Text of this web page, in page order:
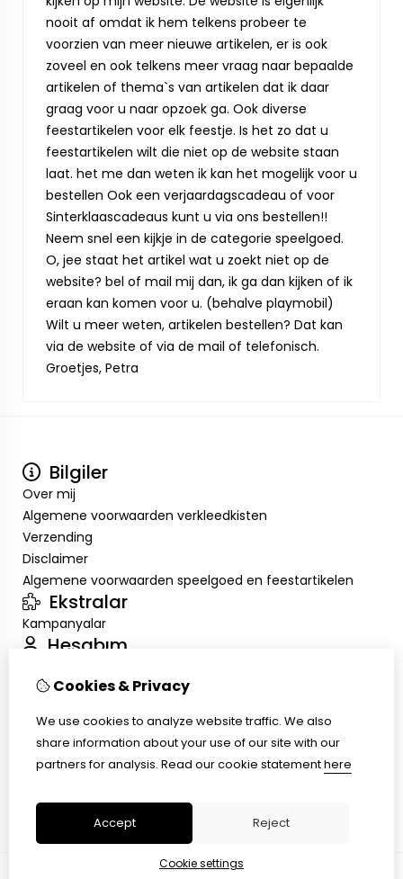
nooit af omdat ik hem telkens probeer te
voorzien van meer nieuwe artikelen, er is ook
zoveel en ook telkens meer vraag naar bepaalde
artikelen of thema`s van artikelen dat ik daar
graag voor u naar opzoek ga. Ook diverse
feestartikelen voor elk feestje. Is het zo dat u
feestartikelen wilt die niet op de website staan
laat. het me dan weten ik kan het mogelijk voor u
bestellen Ook een verjaardagscadeau of voor
Sinterklaascadeaus kunt u via ons bestellen!!
Neem snel een kijkje in de categorie speelgoed.
O, jee staat het artikel wat u zoekt niet op de
website? bel of mail mij dan, ik ga dan kijken of ik
eraan kan komen voor u. (behalve playmobil)
Wilt u meer weten, artikelen bestellen? Dat kan
via de website of via de mail of telefonisch.
Groetjes, Petra
Bilgiler
Over mij
Algemene voorwaarden verkleedkisten
Verzending
Disclaimer
Algemene voorwaarden speelgoed en feestartikelen
Ekstralar
Kampanyalar
Hesabım
Sipariş Geçmişim
Müşteri Servisi
Ürün İadesi
Cookies & Privacy
We use cookies to analyze website traffic. We also
share information about your use of our site with our
partners for analysis. Read our cookie statementhere
Accept Reject
Cookie settings